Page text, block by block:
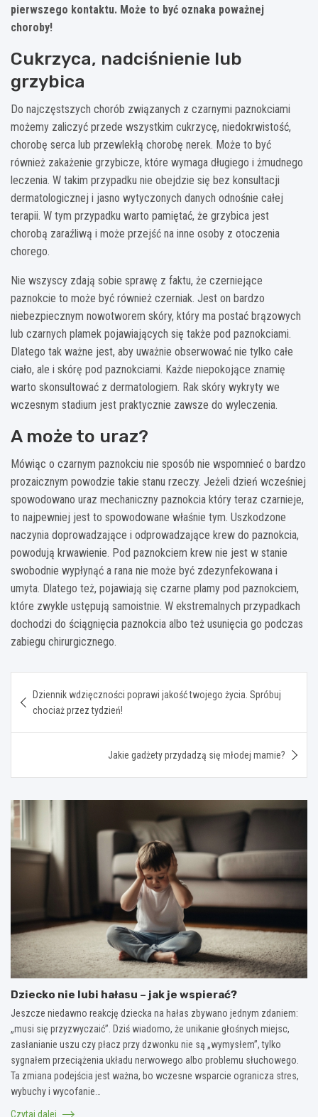
pierwszego kontaktu. Może to być oznaka poważnej
choroby!
Cukrzyca, nadciśnienie lub
grzybica
Do najczęstszych chorób związanych z czarnymi paznokciami
możemy zaliczyć przede wszystkim cukrzycę, niedokrwistość,
chorobę serca lub przewlekłą chorobę nerek. Może to być
również zakażenie grzybicze, które wymaga długiego i żmudnego
leczenia. W takim przypadku nie obejdzie się bez konsultacji
dermatologicznej i jasno wytyczonych danych odnośnie całej
terapii. W tym przypadku warto pamiętać, że grzybica jest
chorobą zaraźliwą i może przejść na inne osoby z otoczenia
chorego.
Nie wszyscy zdają sobie sprawę z faktu, że czerniejące
paznokcie to może być również czerniak. Jest on bardzo
niebezpiecznym nowotworem skóry, który ma postać brązowych
lub czarnych plamek pojawiających się także pod paznokciami.
Dlatego tak ważne jest, aby uważnie obserwować nie tylko całe
ciało, ale i skórę pod paznokciami. Każde niepokojące znamię
warto skonsultować z dermatologiem. Rak skóry wykryty we
wczesnym stadium jest praktycznie zawsze do wyleczenia.
A może to uraz?
Mówiąc o czarnym paznokciu nie sposób nie wspomnieć o bardzo
prozaicznym powodzie takie stanu rzeczy. Jeżeli dzień wcześniej
spowodowano uraz mechaniczny paznokcia który teraz czarnieje,
to najpewniej jest to spowodowane właśnie tym. Uszkodzone
naczynia doprowadzające i odprowadzające krew do paznokcia,
powodują krwawienie. Pod paznokciem krew nie jest w stanie
swobodnie wypłynąć a rana nie może być zdezynfekowana i
umyta. Dlatego też, pojawiają się czarne plamy pod paznokciem,
które zwykle ustępują samoistnie. W ekstremalnych przypadkach
dochodzi do ściągnięcia paznokcia albo też usunięcia go podczas
zabiegu chirurgicznego.
wpisu
Dziennik wdzięczności poprawi jakość twojego życia. Spróbuj
chociaż przez tydzień!
Jakie gadżety przydadzą się młodej mamie?
Dziecko nie lubi hałasu – jak je wspierać?
Jeszcze niedawno reakcję dziecka na hałas zbywano jednym zdaniem:
„musi się przyzwyczaić”. Dziś wiadomo, że unikanie głośnych miejsc,
zasłanianie uszu czy płacz przy dzwonku nie są „wymysłem”, tylko
sygnałem przeciążenia układu nerwowego albo problemu słuchowego.
Ta zmiana podejścia jest ważna, bo wczesne wsparcie ogranicza stres,
wybuchy i wycofanie…
Czytaj dalej